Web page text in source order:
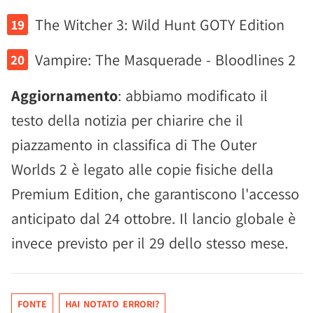
The Witcher 3: Wild Hunt GOTY Edition
Vampire: The Masquerade - Bloodlines 2
Aggiornamento: abbiamo modificato il
testo della notizia per chiarire che il
piazzamento in classifica di The Outer
Worlds 2 è legato alle copie fisiche della
Premium Edition, che garantiscono l'accesso
anticipato dal 24 ottobre. Il lancio globale è
invece previsto per il 29 dello stesso mese.
FONTE HAI NOTATO ERRORI?